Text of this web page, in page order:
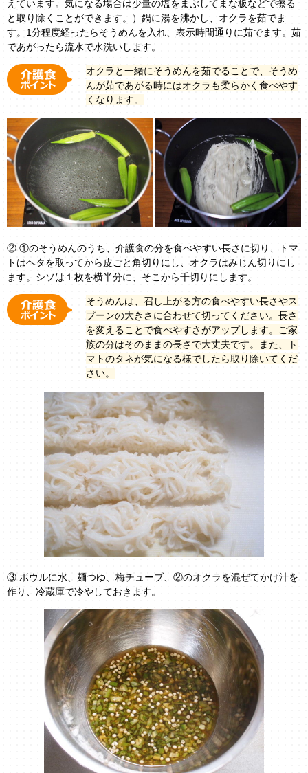
えています。気になる場合は少量の塩をまぶしてまな板などで擦る
と取り除くことができます。）鍋に湯を沸かし、オクラを茹でま
す。1分程度経ったらそうめんを入れ、表示時間通りに茹でます。茹
であがったら流水で水洗いします。
オクラと一緒にそうめんを茹でることで、そうめ
んが茹であがる時にはオクラも柔らかく食べやす
くなります。
② ①のそうめんのうち、介護食の分を食べやすい長さに切り、トマ
トはヘタを取ってから皮ごと角切りにし、オクラはみじん切りにし
ます。シソは１枚を横半分に、そこから千切りにします。
そうめんは、召し上がる方の食べやすい長さやス
プーンの大きさに合わせて切ってください。長さ
を変えることで食べやすさがアップします。ご家
族の分はそのままの長さで大丈夫です。また、ト
マトのタネが気になる様でしたら取り除いてくだ
さい。
③ ボウルに水、麺つゆ、梅チューブ、②のオクラを混ぜてかけ汁を
作り、冷蔵庫で冷やしておきます。